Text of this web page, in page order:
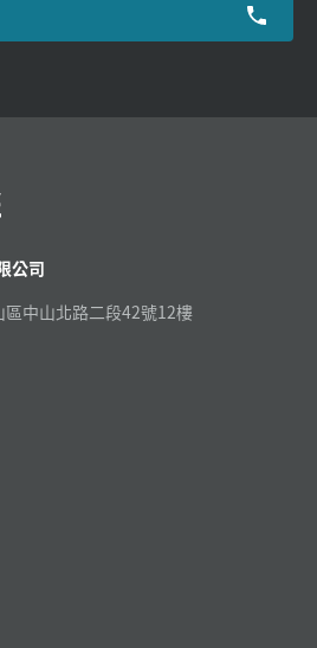
公司
區中山北路二段42號12樓